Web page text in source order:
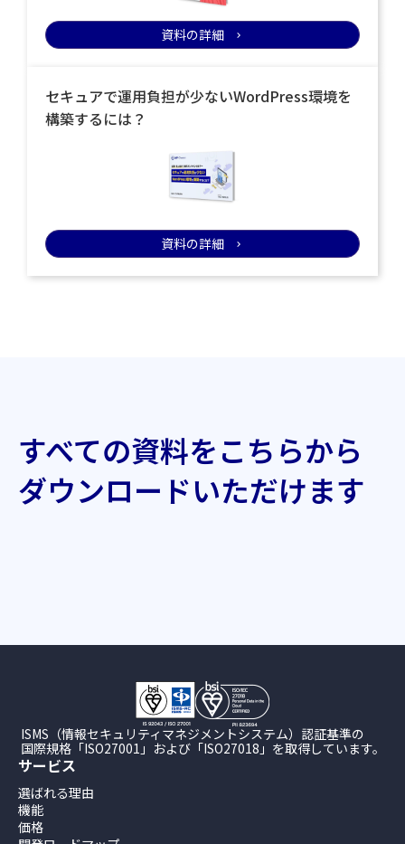
資料の詳細 keyboard_arrow_right
セキュアで運用負担が少ないWordPress環境を
構築するには？
資料の詳細 keyboard_arrow_right
すべての資料をこちらから
ダウンロードいただけます
ISMS（情報セキュリティマネジメントシステム）認証基準の
国際規格「ISO27001」および「ISO27018」を取得しています。
サービス
選ばれる理由
機能
価格